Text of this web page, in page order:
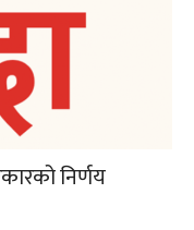
निर्णय